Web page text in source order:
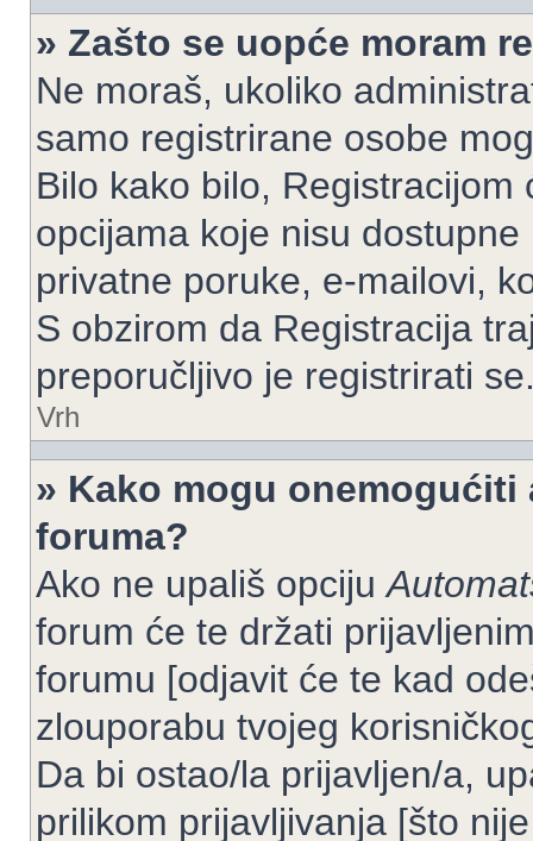
» Zašto se uopće moram
Ne moraš, ukoliko
samo registrirane osobe
Bilo kako bilo,
opcijama koje nisu
privatne poruke, e-mailovi,
S obzirom da Registracija
preporučljivo je registrirati
Vrh
» Kako mogu
foruma?
Ako ne upališ opciju
forum će te držati
forumu [odjavit će te kad
zlouporabu tvojeg
Da bi ostao/la prijavljen/a,
prilikom prijavljivanja [što